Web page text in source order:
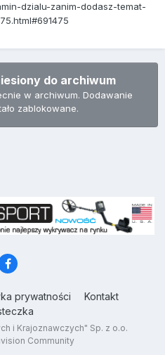
dzialu-zanim-dodasz-temat-
do archiwum
w archiwum. Dodawanie
zablokowane.
prywatności
Kontakt
i Krajoznawczych" Sp. z o.o.
Community